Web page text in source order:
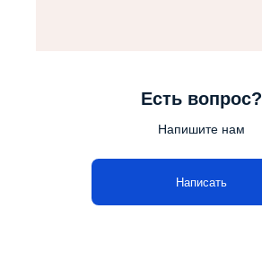
Есть вопрос?
Напишите нам
Написать